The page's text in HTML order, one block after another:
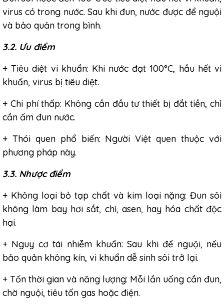
virus có trong nước. Sau khi đun, nước được để nguội
và bảo quản trong bình.
3.2. Ưu điểm
+ Tiêu diệt vi khuẩn: Khi nước đạt 100°C, hầu hết vi
khuẩn, virus bị tiêu diệt.
+ Chi phí thấp: Không cần đầu tư thiết bị đắt tiền, chỉ
cần ấm đun nước.
+ Thói quen phổ biến: Người Việt quen thuộc với
phương pháp này.
3.3. Nhược điểm
+ Không loại bỏ tạp chất và kim loại nặng: Đun sôi
không làm bay hơi sắt, chì, asen, hay hóa chất độc
hại.
+ Nguy cơ tái nhiễm khuẩn: Sau khi để nguội, nếu
bảo quản không kín, vi khuẩn dễ sinh sôi trở lại.
+ Tốn thời gian và năng lượng: Mỗi lần uống cần đun,
chờ nguội, tiêu tốn gas hoặc điện.